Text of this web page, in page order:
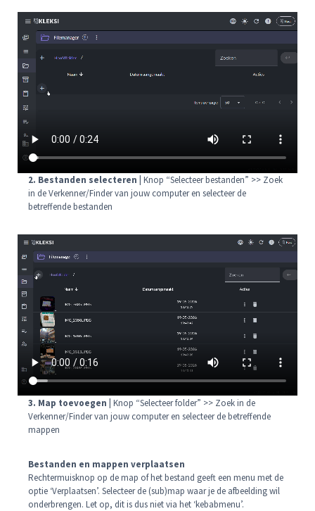
2. Bestanden selecteren | Knop “Selecteer bestanden” >> Zoek
in de Verkenner/Finder van jouw computer en selecteer de
betreffende bestanden
3. Map toevoegen | Knop “Selecteer folder” >> Zoek in de
Verkenner/Finder van jouw computer en selecteer de betreffende
mappen
Bestanden en mappen verplaatsen
Rechtermuisknop op de map of het bestand geeft een menu met de
optie ‘Verplaatsen’. Selecteer de (sub)map waar je de afbeelding wil
onderbrengen. Let op, dit is dus niet via het ‘kebabmenu’.